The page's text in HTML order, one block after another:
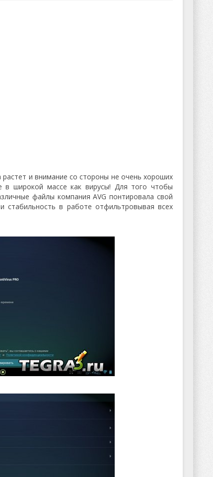
и внимание со стороны не очень хороших
широкой массе как вирусы! Для того чтобы
файлы компания AVG понтировала свой
стабильность в работе отфильтровывая всех